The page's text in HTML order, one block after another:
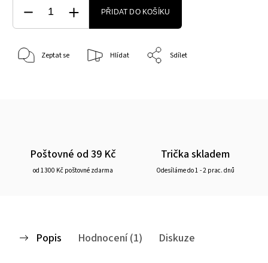
PŘIDAT DO KOŠÍKU
Zeptat se Hlídat Sdílet
Poštovné od 39 Kč
od 1300 Kč poštovné zdarma
Trička skladem
Odesíláme do 1 - 2 prac. dnů
Popis Hodnocení (1)
Diskuze